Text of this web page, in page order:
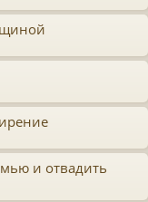
к
ч
у
и отвадить